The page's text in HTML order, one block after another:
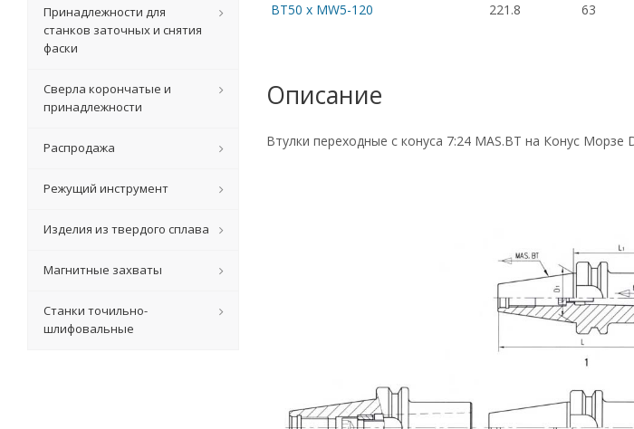
BT50 x MW5-120
221.8 63
Описание
Втулки переходные с конуса 7:24 MAS.BT на Конус
Принадлежности для
станков заточных и снятия
фаски
Сверла корончатые и
принадлежности
Распродажа
Режущий инструмент
Изделия из твердого сплава
Магнитные захваты
Станки точильно-
шлифовальные